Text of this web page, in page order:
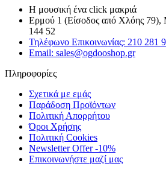
Η μουσική ένα click μακριά
Ερμού 1 (Είσοδος από Χλόης 79),
144 52
Τηλέφωνο Επικοινωνίας: 210 281
Email: sales@ogdooshop.gr
Πληροφορίες
Σχετικά με εμάς
Παράδοση Προϊόντων
Πολιτική Απορρήτου
Όροι Χρήσης
Πολιτική Cookies
Newsletter Offer -10%
Επικοινωνήστε μαζί μας